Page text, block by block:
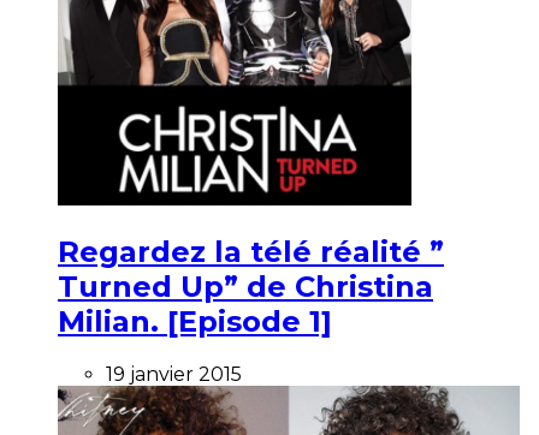
Regardez la télé réalité ”
Turned Up” de Christina
Milian. [Episode 1]
19 janvier 2015